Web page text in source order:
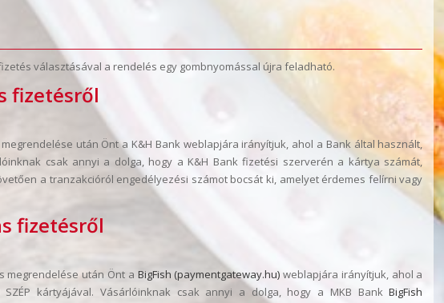
választásával a rendelés egy gombnyomással újra feladható.
fizetésről
után Önt a K&H Bank weblapjára irányítjuk, ahol a Bank által használt,
csak annyi a dolga, hogy a K&H Bank fizetési szerverén a kártya számát,
a tranzakcióról engedélyezési számot bocsát ki, amelyet érdemes felírni vagy
fizetésről
megrendelése után Önt a BigFish (paymentgateway.hu) weblapjára irányítjuk, ahol a
kártyájával. Vásárlóinknak csak annyi a dolga, hogy a MKB BankBigFish